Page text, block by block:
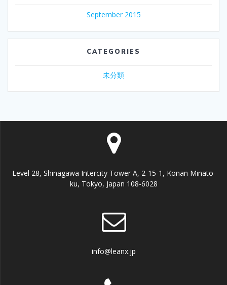
September 2015
CATEGORIES
未分類
Level 28, Shinagawa Intercity Tower A, 2-15-1, Konan Minato-
ku, Tokyo, Japan 108-6028
info@leanx.jp